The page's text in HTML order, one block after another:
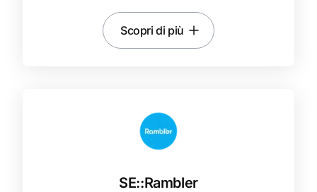
Scopri di più
SE::Rambler